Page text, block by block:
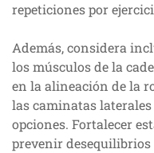
repeticiones por
Además, considera
los músculos de la
en la alineación de la
las caminatas
opciones. Fortalecer
prevenir